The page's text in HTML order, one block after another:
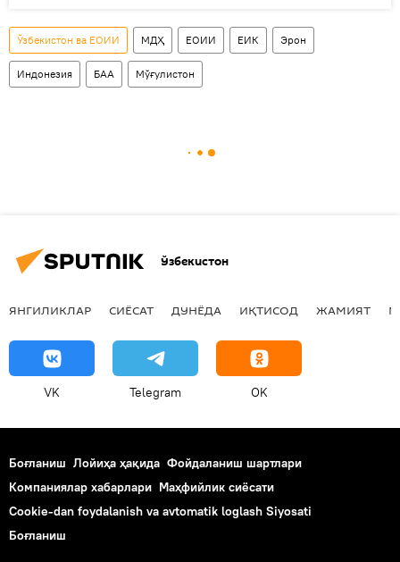
Ўзбекистон ва ЕОИИ МДҲ ЕОИИ ЕИК Эрон
Индонезия БАА Мўғулистон
Ўзбекистон
ЯНГИЛИКЛАР СИЁСАТ ДУНЁДА ИҚТИСОД ЖАМИЯТ
VK Telegram OK
Боғланиш Лойиҳа ҳақида Фойдаланиш шартлари
Компаниялар хабарлари Маҳфийлик сиёсати
Cookie-dan foydalanish va avtomatik loglash Siyosati
Боғланиш